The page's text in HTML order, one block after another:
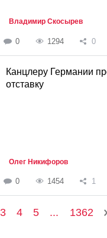
Владимир Скосырев
0 1294 0
Канцлеру Германии
отставку
Олег Никифоров
0 1454 1
3 4 5 ... 1362